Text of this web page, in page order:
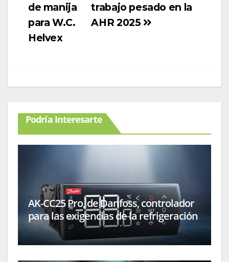
trabajo pesado en la
AHR 2025
de manija
para W.C.
Helvex
Podría Interesarte
AK-CC25 Pro, de Danfoss, controlador
para las exigencias de la refrigeración
comercial